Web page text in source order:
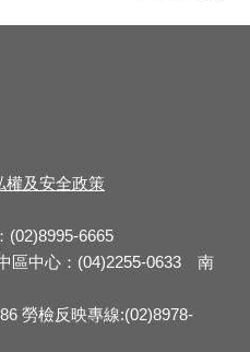
權及安全政策
6665
區中心：(04)2255-0633 南
勞檢反映專線:(02)8978-